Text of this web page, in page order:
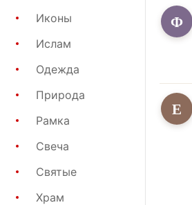
Иконы
Ислам
Одежда
Природа
Рамка
Свеча
Святые
Храм
Ф
Е